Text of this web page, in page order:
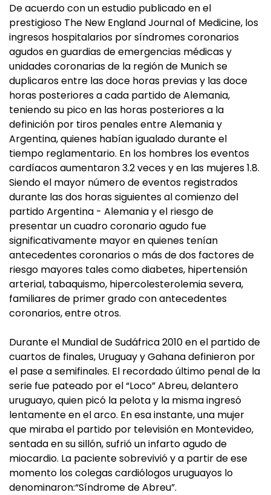
De acuerdo con un estudio publicado en el
prestigioso The New England Journal of Medicine, los
ingresos hospitalarios por síndromes coronarios
agudos en guardias de emergencias médicas y
unidades coronarias de la región de Munich se
duplicaros entre las doce horas previas y las doce
horas posteriores a cada partido de Alemania,
teniendo su pico en las horas posteriores a la
definición por tiros penales entre Alemania y
Argentina, quienes habían igualado durante el
tiempo reglamentario. En los hombres los eventos
cardíacos aumentaron 3.2 veces y en las mujeres 1.8.
Siendo el mayor número de eventos registrados
durante las dos horas siguientes al comienzo del
partido Argentina - Alemania y el riesgo de
presentar un cuadro coronario agudo fue
significativamente mayor en quienes tenían
antecedentes coronarios o más de dos factores de
riesgo mayores tales como diabetes, hipertensión
arterial, tabaquismo, hipercolesterolemia severa,
familiares de primer grado con antecedentes
coronarios, entre otros.
Durante el Mundial de Sudáfrica 2010 en el partido de
cuartos de finales, Uruguay y Gahana definieron por
el pase a semifinales. El recordado último penal de la
serie fue pateado por el “Loco” Abreu, delantero
uruguayo, quien picó la pelota y la misma ingresó
lentamente en el arco. En esa instante, una mujer
que miraba el partido por televisión en Montevideo,
sentada en su sillón, sufrió un infarto agudo de
miocardio. La paciente sobrevivió y a partir de ese
momento los colegas cardiólogos uruguayos lo
denominaron:“Síndrome de Abreu”.